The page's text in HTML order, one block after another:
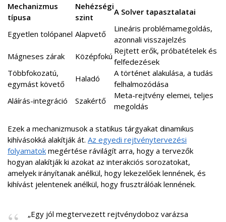
Mechanizmus
típusa
Nehézségi
szint
A Solver tapasztalatai
Egyetlen tolópanel Alapvető
Lineáris problémamegoldás,
azonnali visszajelzés
Mágneses zárak
Középfokú
Rejtett erők, próbatételek és
felfedezések
Többfokozatú,
egymást követő
Haladó
A történet alakulása, a tudás
felhalmozódása
Aláírás-integráció
Szakértő
Meta-rejtvény elemei, teljes
megoldás
Ezek a mechanizmusok a statikus tárgyakat dinamikus
kihívásokká alakítják át. Az egyedi rejtvénytervezési
folyamatok megértése rávilágít arra, hogy a tervezők
hogyan alakítják ki azokat az interakciós sorozatokat,
amelyek irányítanak anélkül, hogy lekezelőek lennének, és
kihívást jelentenek anélkül, hogy frusztrálóak lennének.
„Egy jól megtervezett rejtvénydoboz varázsa